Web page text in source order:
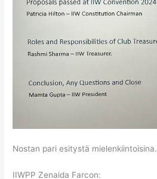
Nostan pari esitystä mielenkiintoisina.
IIWPP Zenaida Farcon: